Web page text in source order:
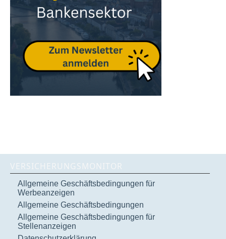
VERSICHERUNGSMONITOR
Allgemeine Geschäftsbedingungen für
Werbeanzeigen
Allgemeine Geschäftsbedingungen
Allgemeine Geschäftsbedingungen für
Stellenanzeigen